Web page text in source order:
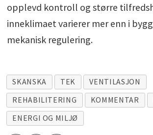
opplevd kontroll og større
inneklimaet varierer mer enn i
mekanisk regulering.
SKANSKA TEK
VENTILASJON
REHABILITERING
KOMMENTAR
ENERGI OG MILJØ